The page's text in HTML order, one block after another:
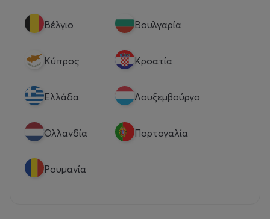
Βέλγιο Βουλγαρία
Κύπρος Κροατία
Eλλάδα Λουξεμβούργο
Ολλανδία Πορτογαλία
Ρουμανία